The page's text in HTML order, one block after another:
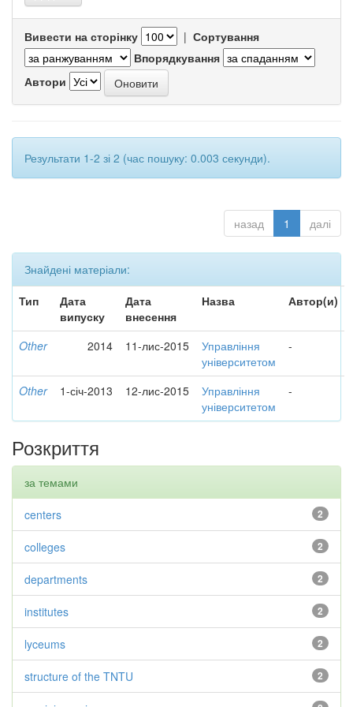
Вивести на сторінку | Сортування
Впорядкування
Автори
Результати 1-2 зі 2 (час пошуку: 0.003 секунди).
назад 1 далі
Знайдені матеріали:
Тип
Дата
випуску
Дата
внесення
Назва Автор(и)
Other 2014 11-лис-2015
Управління
університетом
-
Other 1-січ-2013 12-лис-2015
Управління
університетом
-
Розкриття
за темами
2
centers
2
colleges
2
departments
2
institutes
2
lyceums
2
structure of the TNTU